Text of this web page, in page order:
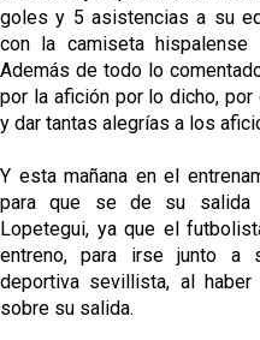
goles y 5 asistencias a su
con la camiseta
Además de todo lo
por la afición por lo dicho,
y dar tantas alegrías a los
Y esta mañana en el
para que se de su salida
Lopetegui, ya que el
entreno, para irse junto a
deportiva sevillista, al
sobre su salida.